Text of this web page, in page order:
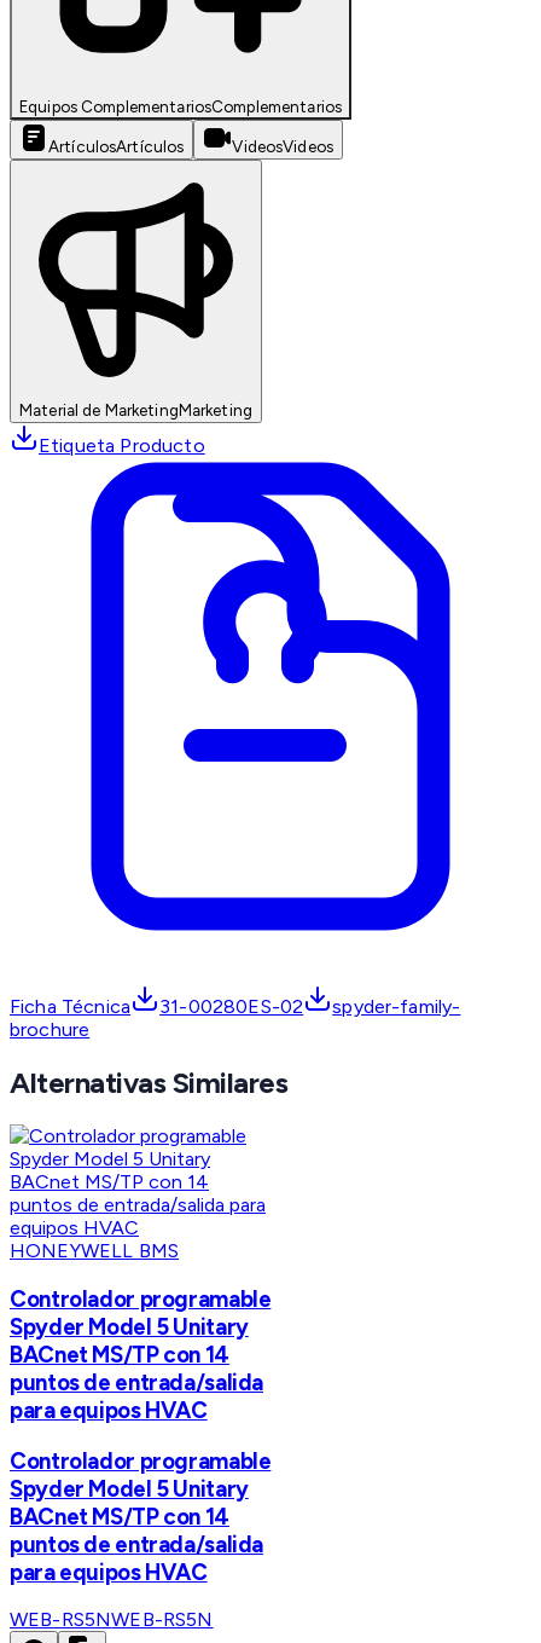
Equipos ComplementariosComplementarios
ArtículosArtículos VideosVideos
Material de MarketingMarketing
Etiqueta Producto
Ficha Técnica 31-00280ES-02
spyder-family-
brochure
Alternativas Similares
HONEYWELL BMS
Controlador programable
Spyder Model 5 Unitary
BACnet MS/TP con 14
puntos de entrada/salida
para equipos HVAC
Controlador programable
Spyder Model 5 Unitary
BACnet MS/TP con 14
puntos de entrada/salida
para equipos HVAC
WEB-RS5NWEB-RS5N